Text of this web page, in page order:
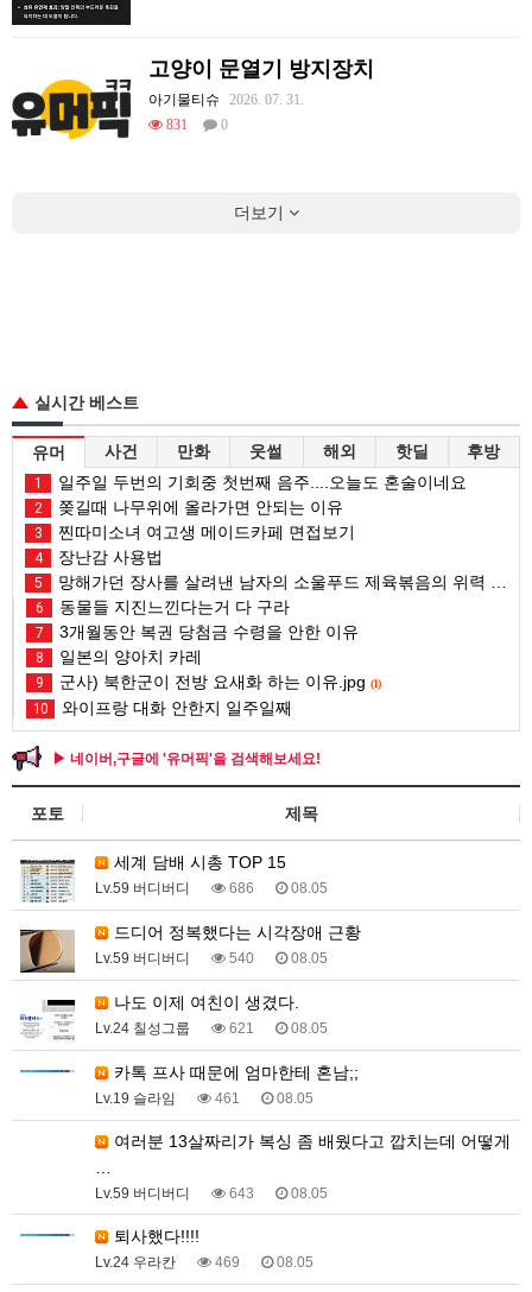
고양이 문열기 방지장치
아기물티슈
2026. 07. 31.
831
0
더보기
실시간 베스트
유머 사건 만화 웃썰 해외 핫딜 후방
1 일주일 두번의 기회중 첫번째 음주....오늘도 혼술이네요
2 쫒길때 나무위에 올라가면 안되는 이유
3 찐따미소녀 여고생 메이드카페 면접보기
4 장난감 사용법
5 망해가던 장사를 살려낸 남자의 소울푸드 제육볶음의 위력 ㅋㅋ
6 동물들 지진느낀다는거 다 구라
7 3개월동안 복권 당첨금 수령을 안한 이유
8 일본의 양아치 카레
9 군사) 북한군이 전방 요새화 하는 이유.jpg (1)
10 와이프랑 대화 안한지 일주일째
▶ 네이버,구글에 '유머픽'을 검색해보세요!
포토 제목
세계 담배 시총 TOP 15
Lv.59 버디버디 686 08.05
드디어 정복했다는 시각장애 근황
Lv.59 버디버디 540 08.05
나도 이제 여친이 생겼다.
Lv.24 칠성그룹 621 08.05
카톡 프사 때문에 엄마한테 혼남;;
Lv.19 슬라임 461 08.05
Lv.59 버디버디 643 08.05
퇴사했다!!!!
Lv.24 우라칸 469 08.05